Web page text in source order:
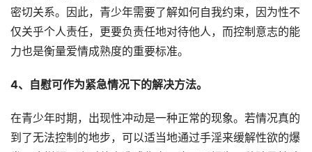
密切关系。因此，青少年需要了解如何自我约束，因为性不
仅关乎个人责任，更要负责任地对待他人，而控制意志的能
力也是衡量爱情成熟度的重要标准。
4、自慰可作为紧急情况下的解决方法。
在青少年时期，出现性冲动是一种正常的现象。若情况真的
到了无法控制的地步，可以适当地通过手淫来缓解性欲的爆